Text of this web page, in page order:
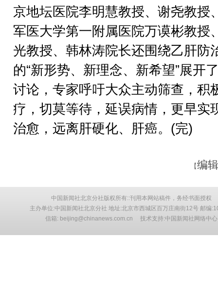
京地坛医院李明慧教授、谢尧教授
军医大学第一附属医院万谟彬教授
光教授、韩林涛院长还围绕乙肝防
的“新形势、新理念、新希望”展开
讨论，专家呼吁大众主动筛查，积
疗，切莫等待，延误病情，更早实
治愈，远离肝硬化、肝癌。(完)
【编
中国新闻社北京分社版权所有::刊用本网站稿件，务经书面授权
主办单位:中国新闻社北京分社 地址:北京市西城区百万庄南街12号 邮编
信箱: beijing@chinanews.com.cn 技术支持:中国新闻社网络中心